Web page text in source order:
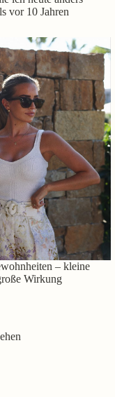
vor 10 Jahren
– kleine
Wirkung